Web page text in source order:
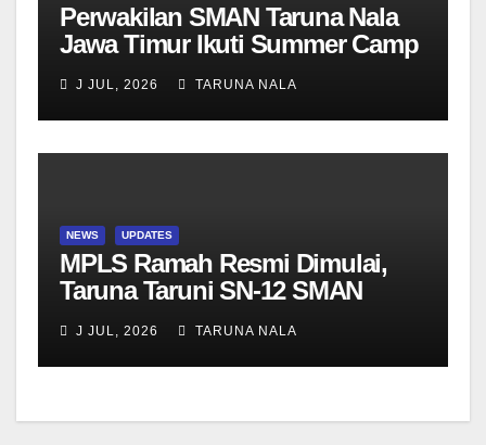
Perwakilan SMAN Taruna Nala
Jawa Timur Ikuti Summer Camp
J JUL, 2026 TARUNA NALA
NEWS UPDATES
MPLS Ramah Resmi Dimulai,
Taruna Taruni SN-12 SMAN
Menjalani Tahun Ajaran Baru
J JUL, 2026 TARUNA NALA